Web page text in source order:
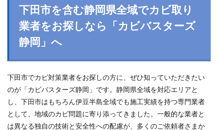
下田市を含む静岡県全域でカビ取り
業者をお探しなら「カビバスターズ
静岡」へ
下田市でカビ対策業者をお探しの方に、ぜひ知っていただきたい
のが「カビバスターズ静岡」です。静岡県全域を対応エリアと
し、下田市はもちろん伊豆半島全域でも施工実績を持つ専門業者
として、地域のカビ問題に寄り添ってきました。一般的な業者と
は異なる独自の技術と安全性への配慮が、多くのご依頼者さまか